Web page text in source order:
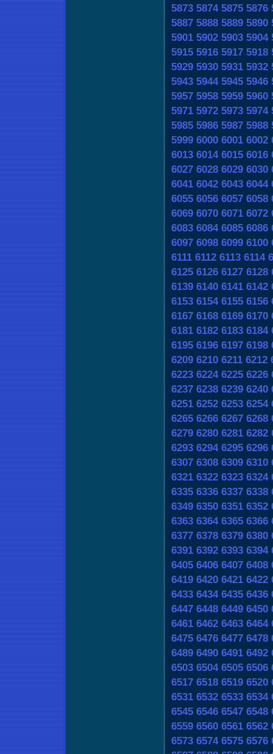
5873 5874 5875 5876
5887 5888 5889 5890
5901 5902 5903 5904
5915 5916 5917 5918
5929 5930 5931 5932
5943 5944 5945 5946
5957 5958 5959 5960
5971 5972 5973 5974
5985 5986 5987 5988
5999 6000 6001 6002
6013 6014 6015 6016
6027 6028 6029 6030
6041 6042 6043 6044
6055 6056 6057 6058
6069 6070 6071 6072
6083 6084 6085 6086
6097 6098 6099 6100
6111 6112 6113 6114
6125 6126 6127 6128
6139 6140 6141 6142
6153 6154 6155 6156
6167 6168 6169 6170
6181 6182 6183 6184
6195 6196 6197 6198
6209 6210 6211 6212
6223 6224 6225 6226
6237 6238 6239 6240
6251 6252 6253 6254
6265 6266 6267 6268
6279 6280 6281 6282
6293 6294 6295 6296
6307 6308 6309 6310
6321 6322 6323 6324
6335 6336 6337 6338
6349 6350 6351 6352
6363 6364 6365 6366
6377 6378 6379 6380
6391 6392 6393 6394
6405 6406 6407 6408
6419 6420 6421 6422
6433 6434 6435 6436
6447 6448 6449 6450
6461 6462 6463 6464
6475 6476 6477 6478
6489 6490 6491 6492
6503 6504 6505 6506
6517 6518 6519 6520
6531 6532 6533 6534
6545 6546 6547 6548
6559 6560 6561 6562
6573 6574 6575 6576